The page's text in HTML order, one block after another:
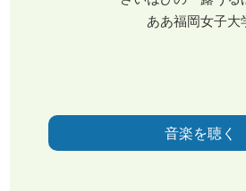
ああ福岡女子大
音楽を聴く